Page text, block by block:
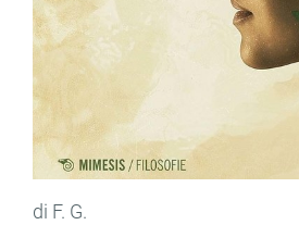
di F. G.